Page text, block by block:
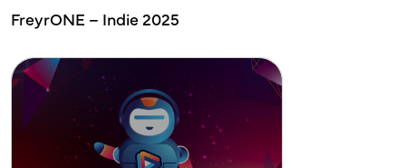
FreyrONE – Indie 2025